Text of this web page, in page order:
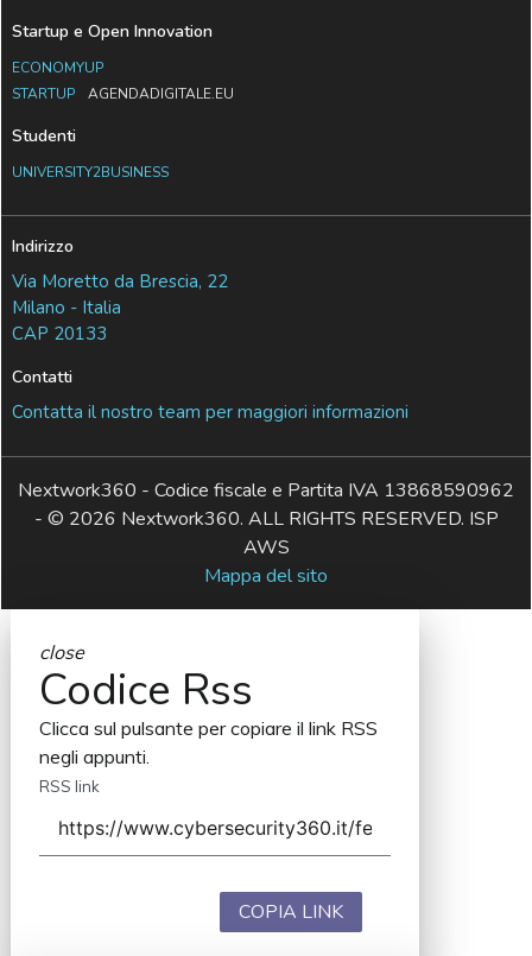
Startup e Open Innovation
ECONOMYUP
STARTUP
AGENDADIGITALE.EU
Studenti
UNIVERSITY2BUSINESS
Indirizzo
Via Moretto da Brescia, 22
Milano - Italia
CAP 20133
Contatti
Contatta il nostro team per maggiori informazioni
Nextwork360 - Codice fiscale e Partita IVA 13868590962
- © 2026 Nextwork360. ALL RIGHTS RESERVED. ISP
AWS
Mappa del sito
close
Codice Rss
Clicca sul pulsante per copiare il link RSS
negli appunti.
RSS link
COPIA LINK